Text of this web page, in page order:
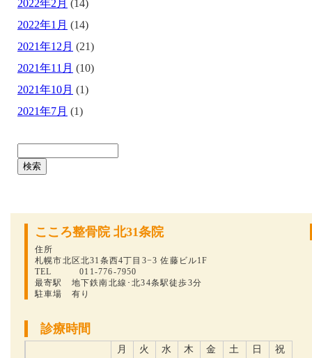
2022年2月 (14)
2022年1月 (14)
2021年12月 (21)
2021年11月 (10)
2021年10月 (1)
2021年7月 (1)
ロ
検
こころ整骨院 北31条院
住所
札幌市北区北31条西4丁目3−3 佐藤ビル1F
TEL 011-776-7950
最寄駅 地下鉄南北線･北34条駅徒歩3分
駐車場 有り
診療時間
月 火 水 木 金 土 日 祝